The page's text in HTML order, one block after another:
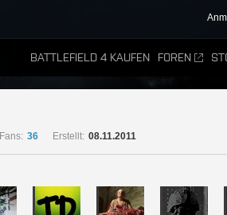
BATTLEFIELD 4 KAUFEN FOREN
Fans: 36 Erstellt: 08.11.2011